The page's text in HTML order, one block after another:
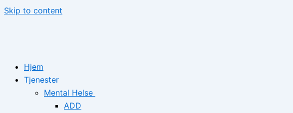
Skip to content
Hjem
Tjenester
Mental Helse
ADD